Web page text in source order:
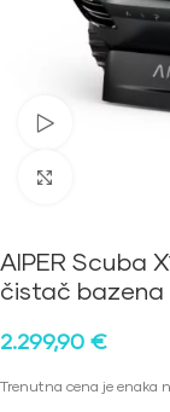
Pogledajte
AIPER Scuba
čistač bazena
2.299,90 €
Trenutna cena je enaka